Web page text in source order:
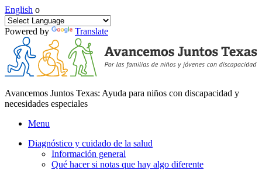
English o
Powered by Translate
Avancemos Juntos Texas: Ayuda para niños con discapacidad y
necesidades especiales
Menu
Diagnóstico y cuidado de la salud
Información general
Qué hacer si notas que hay algo diferente